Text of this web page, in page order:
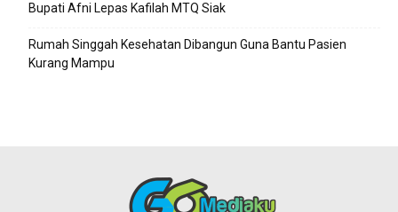
Bupati Afni Lepas Kafilah MTQ Siak
Rumah Singgah Kesehatan Dibangun Guna Bantu Pasien
Kurang Mampu